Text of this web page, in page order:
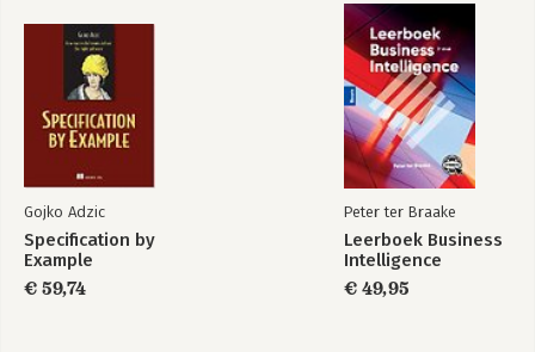
Gojko Adzic
Specification by
Example
€ 59,74
Peter ter Braake
Leerboek Business
Intelligence
€ 49,95